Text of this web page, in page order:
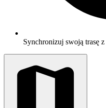
Synchronizuj swoją trasę z